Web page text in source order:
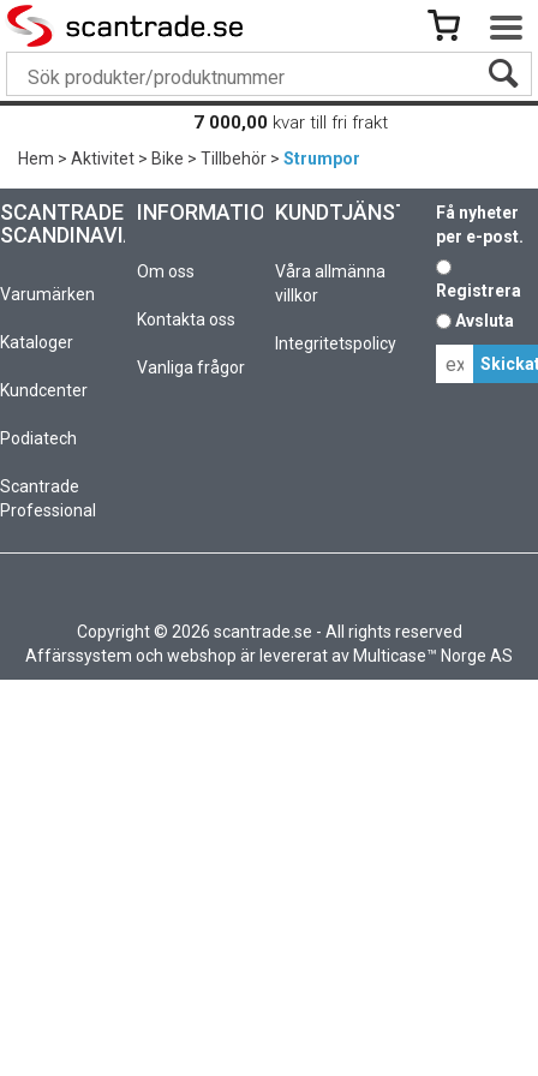
7 000,00 kvar till fri frakt
Hem>Aktivitet>Bike>Tillbehör>Strumpor
SCANTRADE
SCANDINAVIA
Varumärken
Kataloger
Kundcenter
Podiatech
Scantrade
Professional
INFORMATION
Om oss
Kontakta oss
Vanliga frågor
KUNDTJÄNST
Våra allmänna
villkor
Integritetspolicy
Få nyheter
per e-post.
Registrera
Avsluta
Copyright © 2026 scantrade.se - All rights reserved
Affärssystem och webshop är levererat av Multicase™ Norge AS